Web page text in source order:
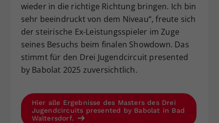
wieder in die richtige Richtung bringen. Ich bin
sehr beeindruckt von dem Niveau“, freute sich
der steirische Ex-Leistungsspieler im Zuge
seines Besuchs beim finalen Showdown. Das
stimmt für den Drei Jugendcircuit presented
by Babolat 2025 zuversichtlich.
Hier alle Ergebnisse des Masters des Drei
Jugendcircuits presented by Babolat in Bad
Waltersdorf.